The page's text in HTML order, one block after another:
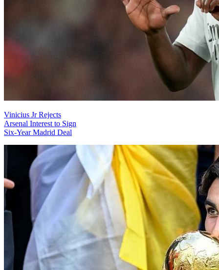
Vinicius Jr Rejects
Arsenal Interest to Sign
Six-Year Madrid Deal